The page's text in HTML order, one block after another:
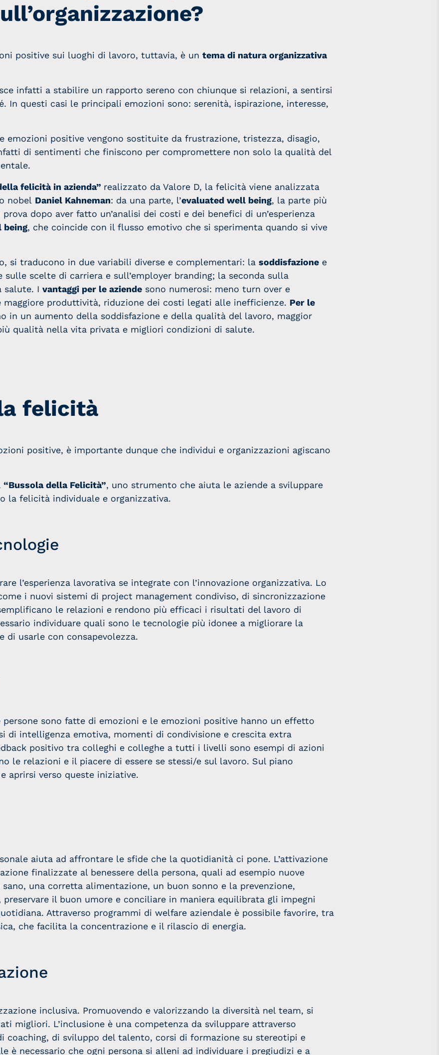
positive sui luoghi di lavoro, tuttavia, è un tema di natura organizzativa
infatti a stabilire un rapporto sereno con chiunque si relazioni, a sentirsi
In questi casi le principali emozioni sono: serenità, ispirazione, interesse,
emozioni positive vengono sostituite da frustrazione, tristezza, disagio,
di sentimenti che finiscono per compromettere non solo la qualità del
felicità in azienda” realizzato da Valore D, la felicità viene analizzata
nobel Daniel Kahneman: da una parte, l’evaluated well being, la parte più
dopo aver fatto un’analisi dei costi e dei benefici di un’esperienza
being, che coincide con il flusso emotivo che si sperimenta quando si vive
si traducono in due variabili diverse e complementari: la soddisfazione e
sulle scelte di carriera e sull’employer branding; la seconda sulla
salute. I vantaggi per le aziende sono numerosi: meno turn over e
maggiore produttività, riduzione dei costi legati alle inefficienze. Per le
in un aumento della soddisfazione e della qualità del lavoro, maggior
qualità nella vita privata e migliori condizioni di salute.
felicità
positive, è importante dunque che individui e organizzazioni agiscano
“Bussola della Felicità”, uno strumento che aiuta le aziende a sviluppare
la felicità individuale e organizzativa.
l’esperienza lavorativa se integrate con l’innovazione organizzativa. Lo
i nuovi sistemi di project management condiviso, di sincronizzazione
le relazioni e rendono più efficaci i risultati del lavoro di
individuare quali sono le tecnologie più idonee a migliorare la
di usarle con consapevolezza.
persone sono fatte di emozioni e le emozioni positive hanno un effetto
di intelligenza emotiva, momenti di condivisione e crescita extra
positivo tra colleghi e colleghe a tutti i livelli sono esempi di azioni
le relazioni e il piacere di essere se stessi/e sul lavoro. Sul piano
aprirsi verso queste iniziative.
aiuta ad affrontare le sfide che la quotidianità ci pone. L’attivazione
finalizzate al benessere della persona, quali ad esempio nuove
una corretta alimentazione, un buon sonno e la prevenzione,
il buon umore e conciliare in maniera equilibrata gli impegni
Attraverso programmi di welfare aziendale è possibile favorire, tra
che facilita la concentrazione e il rilascio di energia.
inclusiva. Promuovendo e valorizzando la diversità nel team, si
migliori. L’inclusione è una competenza da sviluppare attraverso
coaching, di sviluppo del talento, corsi di formazione su stereotipi e
è necessario che ogni persona si alleni ad individuare i pregiudizi e a